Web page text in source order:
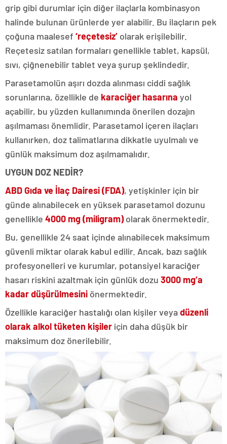
grip gibi durumlar için diğer ilaçlarla kombinasyon
halinde bulunan ürünlerde yer alabilir. Bu ilaçların pek
çoğuna maalesef ‘reçetesiz’ olarak erişilebilir.
Reçetesiz satılan formaları genellikle tablet, kapsül,
sıvı, çiğnenebilir tablet veya şurup şeklindedir.
Parasetamolün aşırı dozda alınması ciddi sağlık
sorunlarına, özellikle de karaciğer hasarına yol
açabilir, bu yüzden kullanımında önerilen dozajın
aşılmaması önemlidir. Parasetamol içeren ilaçları
kullanırken, doz talimatlarına dikkatle uyulmalı ve
günlük maksimum doz aşılmamalıdır.
UYGUN DOZ NEDİR?
ABD Gıda ve İlaç Dairesi (FDA), yetişkinler için bir
günde alınabilecek en yüksek parasetamol dozunu
genellikle 4000 mg (miligram)olarak önermektedir.
Bu, genellikle 24 saat içinde alınabilecek maksimum
güvenli miktar olarak kabul edilir. Ancak, bazı sağlık
profesyonelleri ve kurumlar, potansiyel karaciğer
hasarı riskini azaltmak için günlük dozu 3000 mg’a
kadar düşürülmesini önermektedir.
Özellikle karaciğer hastalığı olan kişiler veyadüzenli
olarak alkol tüketen kişiler için daha düşük bir
maksimum doz önerilebilir.